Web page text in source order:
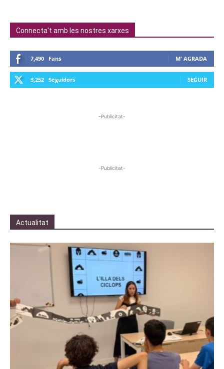
Connecta't amb les nostres xarxes
7,490 Fans M' AGRADA
3,252 Seguidors SEGUIR
-Publicitat-
-Publicitat-
Actualitat